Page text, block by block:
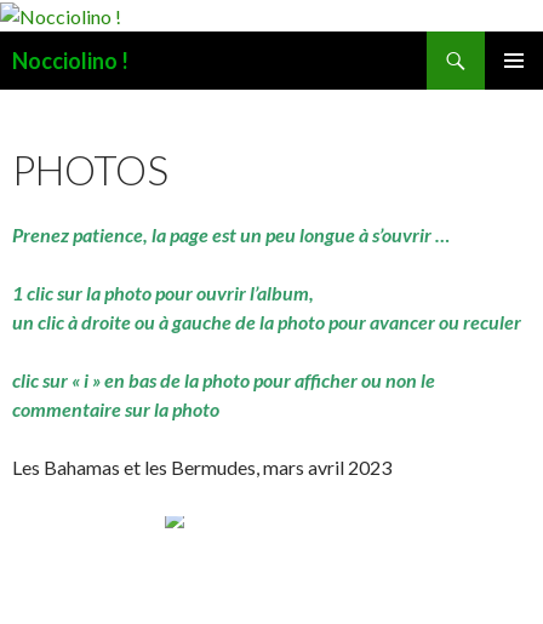
Nocciolino !
PHOTOS
Prenez patience, la page est un peu longue à s’ouvrir …
1 clic sur la photo pour ouvrir l’album,
un clic à droite ou à gauche de la photo pour avancer ou reculer
clic sur « i » en bas de la photo pour afficher ou non le
commentaire sur la photo
Les Bahamas et les Bermudes, mars avril 2023